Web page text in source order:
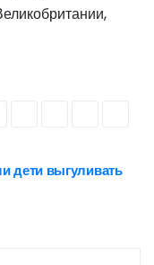
дети выгуливать